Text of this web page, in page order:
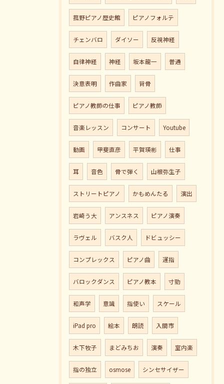
菰野ピアノ歴史館 ピアノフォルテ
チェンバロ ダイソー 反視神経
自律神経 神経 坂本龍一 普通
決意表明 作曲家 背骨
ピアノ教師の仕事 ピアノ教師
音楽レッスン コンサート Youtube
動画 甲斐直彦 平賀瑛彬 仕事
耳 音色 骨で弾く 山根弥生子
ストリートピアノ かもめんたる 演出
岩崎う大 アンスネス ピアノ演奏
ラヴェル バスク人 ドビュッシー
コンプレックス ピアノ曲 運指
バロックダンス ピアノ教本 寸勁
和声学 意識 指使い スケール
iPad pro 絵本 朗読 入間市
木下牧子 まどみちお 演奏 室内楽
指の独立 osmose シンセサイザー